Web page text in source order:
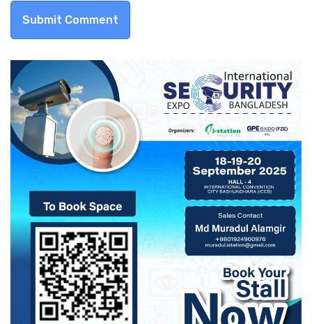
Submit Comment